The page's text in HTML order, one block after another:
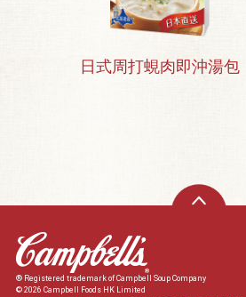
日式周打蜆肉即沖湯包
® Registered trademark of Campbell Soup Company
© 2026 Campbell Foods HK Limited